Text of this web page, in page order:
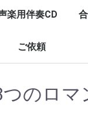
楽用伴奏CD
ご依頼
のロマ